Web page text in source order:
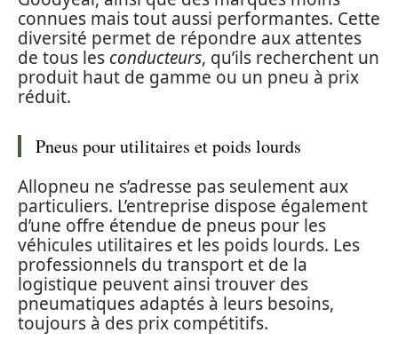
connues mais tout aussi performantes. Cette
diversité permet de répondre aux attentes
de tous les conducteurs, qu’ils recherchent un
produit haut de gamme ou un pneu à prix
réduit.
Pneus pour utilitaires et poids lourds
Allopneu ne s’adresse pas seulement aux
particuliers. L’entreprise dispose également
d’une offre étendue de pneus pour les
véhicules utilitaires et les poids lourds. Les
professionnels du transport et de la
logistique peuvent ainsi trouver des
pneumatiques adaptés à leurs besoins,
toujours à des prix compétitifs.